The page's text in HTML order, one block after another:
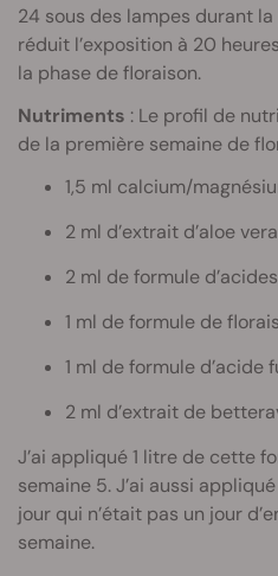
24 sous des lampes durant la
réduit l’exposition à 20
la phase de floraison.
Nutriments : Le profil de
de la première semaine de
1,5 ml calcium/
2 ml d’extrait d’aloe vera
2 ml de formule
1 ml de formule de
1 ml de formule d’acide
2 ml d’extrait de
J’ai appliqué 1 litre de cette
semaine 5. J’ai aussi
jour qui n’était pas un jour
semaine.